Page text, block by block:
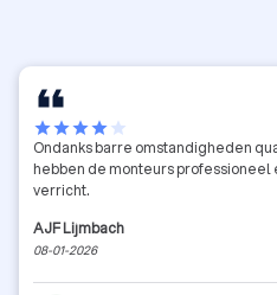
starstarstarstarstar
Ondanks barre omstandigheden
hebben de monteurs professioneel
verricht.
AJF Lijmbach
08-01-2026